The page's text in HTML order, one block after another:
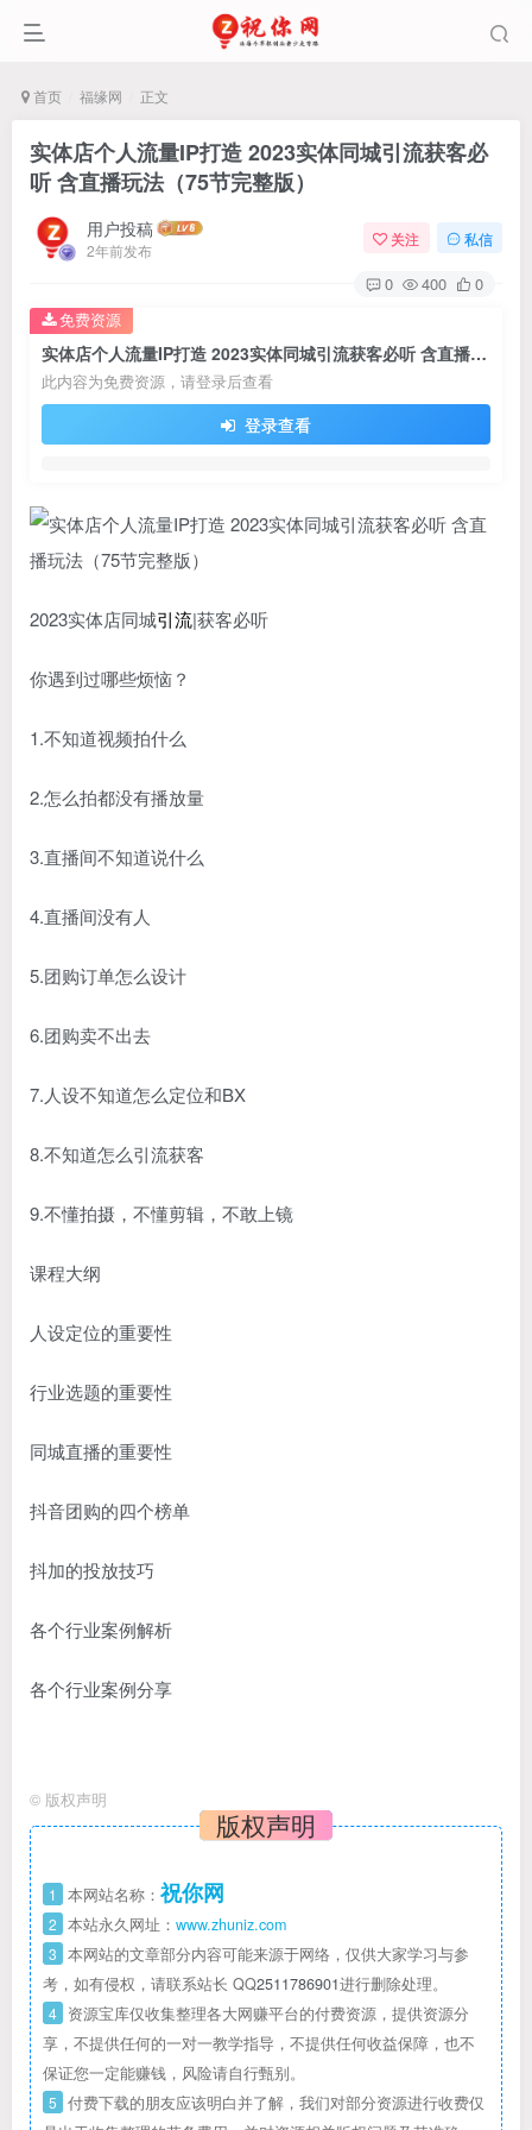
首页 福缘网 正文
实体店个人流量IP打造 2023实体同城引流获客必
听 含直播玩法（75节完整版）
用户投稿
2年前发布
关注 私信
0 400 0
实体店个人流量IP打造 2023实体同城引流获客必听 含直播玩法（75节完整版）
此内容为免费资源，请登录后查看
登录查看
免费资源
2023实体店同城引流|获客必听
你遇到过哪些烦恼？
1.不知道视频拍什么
2.怎么拍都没有播放量
3.直播间不知道说什么
4.直播间没有人
5.团购订单怎么设计
6.团购卖不出去
7.人设不知道怎么定位和BX
8.不知道怎么引流获客
9.不懂拍摄，不懂剪辑，不敢上镜
课程大纲
人设定位的重要性
行业选题的重要性
同城直播的重要性
抖音团购的四个榜单
抖加的投放技巧
各个行业案例解析
各个行业案例分享
© 版权声明
版权声明
1 本网站名称： 祝你网
2 本站永久网址： www.zhuniz.com
3 本网站的文章部分内容可能来源于网络，仅供大家学习与参
考，如有侵权，请联系站长 QQ2511786901进行删除处理。
4 资源宝库仅收集整理各大网赚平台的付费资源，提供资源分
享，不提供任何的一对一教学指导，不提供任何收益保障，也不
保证您一定能赚钱，风险请自行甄别。
5 付费下载的朋友应该明白并了解，我们对部分资源进行收费仅